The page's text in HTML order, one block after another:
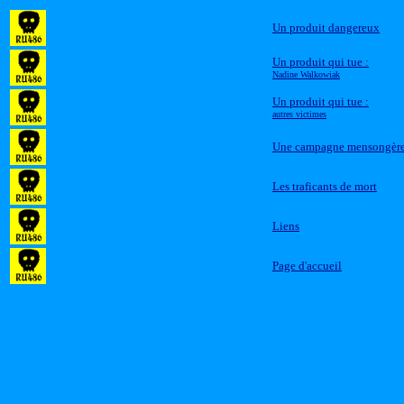
Un produit dangereux
Un produit qui tue :
Nadine Walkowiak
Un produit qui tue :
autres victimes
Une campagne
Les traficants de mort
Liens
Page d'accueil